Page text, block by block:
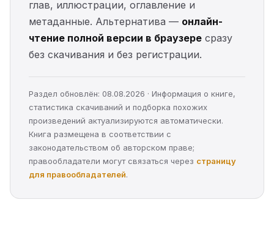
глав, иллюстрации, оглавление и
метаданные. Альтернатива — онлайн-
чтение полной версии в браузере сразу
без скачивания и без регистрации.
Раздел обновлён: 08.08.2026 · Информация о книге,
статистика скачиваний и подборка похожих
произведений актуализируются автоматически.
Книга размещена в соответствии с
законодательством об авторском праве;
правообладатели могут связаться через страницу
для правообладателей.